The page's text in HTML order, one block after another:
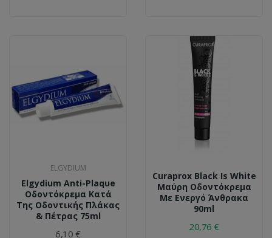
ELGYDIUM
Elgydium Anti-Plaque
Οδοντόκρεμα Κατά
Της Οδοντικής Πλάκας
& Πέτρας 75ml
6,10 €
Curaprox Black Is White
Μαύρη Οδοντόκρεμα
Με Ενεργό Άνθρακα
90ml
20,76 €